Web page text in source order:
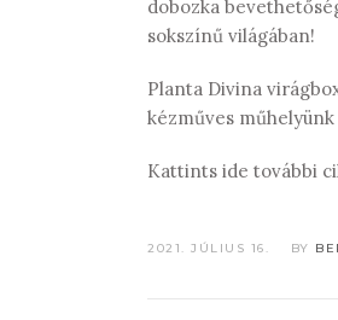
dobozka
sokszínű világában!
Planta Divina
kézműves
Kattints ide további
2021. JÚLIUS 16. BY